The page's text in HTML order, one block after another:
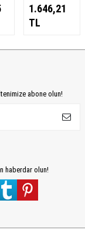
1.646,21
TL
abone olun!
haberdar olun!